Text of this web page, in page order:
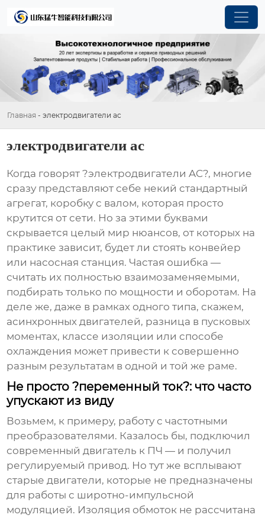
Главная - электродвигатели ac
электродвигатели ac
Когда говорят ?электродвигатели AC?, многие
сразу представляют себе некий стандартный
агрегат, коробку с валом, которая просто
крутится от сети. Но за этими буквами
скрывается целый мир нюансов, от которых на
практике зависит, будет ли стоять конвейер
или насосная станция. Частая ошибка —
считать их полностью взаимозаменяемыми,
подбирать только по мощности и оборотам. На
деле же, даже в рамках одного типа, скажем,
асинхронных двигателей, разница в пусковых
моментах, классе изоляции или способе
охлаждения может привести к совершенно
разным результатам в одной и той же раме.
Не просто ?переменный ток?: что часто
упускают из виду
Возьмем, к примеру, работу с частотными
преобразователями. Казалось бы, подключил
современный двигатель к ПЧ — и получил
регулируемый привод. Но тут же всплывают
старые двигатели, которые не предназначены
для работы с широтно-импульсной
модуляцией. Изоляция обмоток не рассчитана